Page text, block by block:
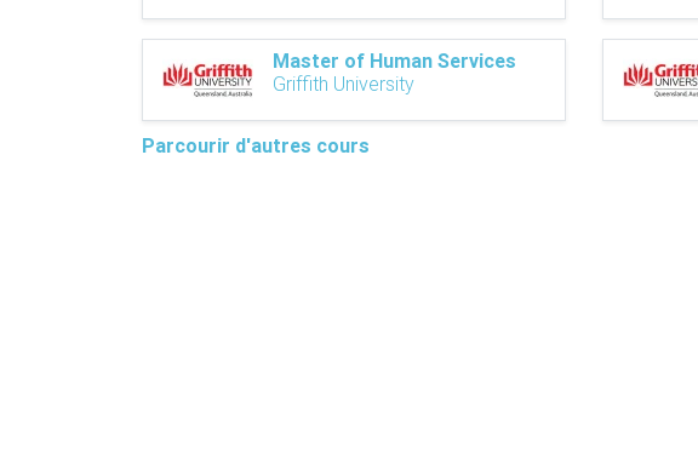
Master of Human Services
Griffith University
Parcourir d'autres cours